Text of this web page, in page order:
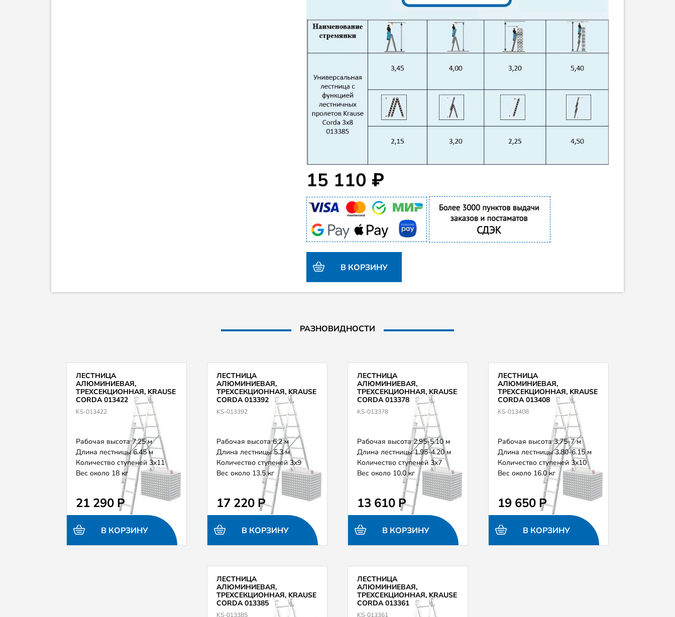
15 110 ₽
В КОРЗИНУ
РАЗНОВИДНОСТИ
ЛЕСТНИЦА
АЛЮМИНИЕВАЯ,
ТРЕХСЕКЦИОННАЯ, KRAUSE
CORDA 013422
KS-013422
Рабочая высота 7.25 м
Длина лестницы 6.45 м
Количество ступеней 3х11
Вес около 18 кг
21 290 Р
В КОРЗИНУ
ЛЕСТНИЦА
АЛЮМИНИЕВАЯ,
ТРЕХСЕКЦИОННАЯ, KRAUSE
CORDA 013392
KS-013392
Рабочая высота 6.2 м
Длина лестницы 5.3 м
Количество ступеней 3х9
Вес около 13.5 кг
17 220 Р
В КОРЗИНУ
ЛЕСТНИЦА
АЛЮМИНИЕВАЯ,
ТРЕХСЕКЦИОННАЯ, KRAUSE
CORDA 013378
KS-013378
Рабочая высота 2.95-5.10 м
Длина лестницы 1.95-4.20 м
Количество ступеней 3х7
Вес около 10.0 кг
13 610 Р
В КОРЗИНУ
ЛЕСТНИЦА
АЛЮМИНИЕВАЯ,
ТРЕХСЕКЦИОННАЯ, KRAUSE
CORDA 013408
KS-013408
Рабочая высота 3.75-7 м
Длина лестницы 3.80-6.15 м
Количество ступеней 3х10
Вес около 16.0 кг
19 650 Р
В КОРЗИНУ
ЛЕСТНИЦА
АЛЮМИНИЕВАЯ,
ТРЕХСЕКЦИОННАЯ, KRAUSE
CORDA 013385
KS-013385
ЛЕСТНИЦА
АЛЮМИНИЕВАЯ,
ТРЕХСЕКЦИОННАЯ, KRAUSE
CORDA 013361
KS-013361